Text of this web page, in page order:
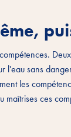
sans
les
ces